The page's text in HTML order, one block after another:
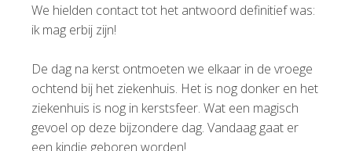
We hielden contact tot het antwoord definitief was:
ik mag erbij zijn!
De dag na kerst ontmoeten we elkaar in de vroege
ochtend bij het ziekenhuis. Het is nog donker en het
ziekenhuis is nog in kerstsfeer. Wat een magisch
gevoel op deze bijzondere dag. Vandaag gaat er
een kindje geboren worden!